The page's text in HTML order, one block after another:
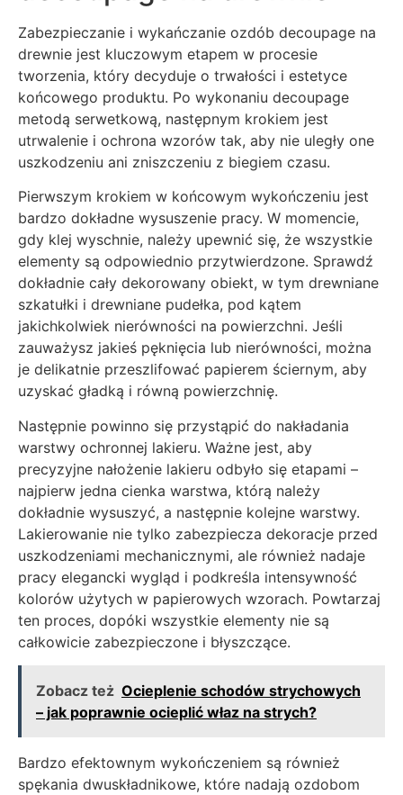
Zabezpieczanie i wykańczanie ozdób decoupage na
drewnie jest kluczowym etapem w procesie
tworzenia, który decyduje o trwałości i estetyce
końcowego produktu. Po wykonaniu decoupage
metodą serwetkową, następnym krokiem jest
utrwalenie i ochrona wzorów tak, aby nie uległy one
uszkodzeniu ani zniszczeniu z biegiem czasu.
Pierwszym krokiem w końcowym wykończeniu jest
bardzo dokładne wysuszenie pracy. W momencie,
gdy klej wyschnie, należy upewnić się, że wszystkie
elementy są odpowiednio przytwierdzone. Sprawdź
dokładnie cały dekorowany obiekt, w tym drewniane
szkatułki i drewniane pudełka, pod kątem
jakichkolwiek nierówności na powierzchni. Jeśli
zauważysz jakieś pęknięcia lub nierówności, można
je delikatnie przeszlifować papierem ściernym, aby
uzyskać gładką i równą powierzchnię.
Następnie powinno się przystąpić do nakładania
warstwy ochronnej lakieru. Ważne jest, aby
precyzyjne nałożenie lakieru odbyło się etapami –
najpierw jedna cienka warstwa, którą należy
dokładnie wysuszyć, a następnie kolejne warstwy.
Lakierowanie nie tylko zabezpiecza dekoracje przed
uszkodzeniami mechanicznymi, ale również nadaje
pracy elegancki wygląd i podkreśla intensywność
kolorów użytych w papierowych wzorach. Powtarzaj
ten proces, dopóki wszystkie elementy nie są
całkowicie zabezpieczone i błyszczące.
Zobacz też Ocieplenie schodów strychowych
– jak poprawnie ocieplić właz na strych?
Bardzo efektownym wykończeniem są również
spękania dwuskładnikowe, które nadają ozdobom